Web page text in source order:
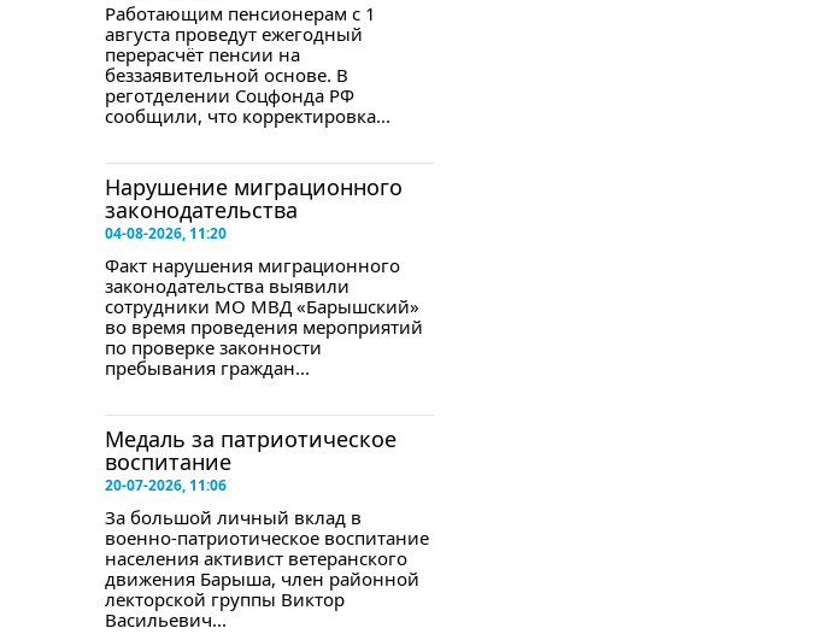
Работающим пенсионерам с 1
августа проведут ежегодный
перерасчёт пенсии на
беззаявительной основе. В
реготделении Соцфонда РФ
сообщили, что корректировка...
Нарушение миграционного
законодательства
04-08-2026, 11:20
Факт нарушения миграционного
законодательства выявили
сотрудники МО МВД «Барышский»
во время проведения мероприятий
по проверке законности
пребывания граждан...
Медаль за патриотическое
воспитание
20-07-2026, 11:06
За большой личный вклад в
военно-патриотическое воспитание
населения активист ветеранского
движения Барыша, член районной
лекторской группы Виктор
Васильевич...